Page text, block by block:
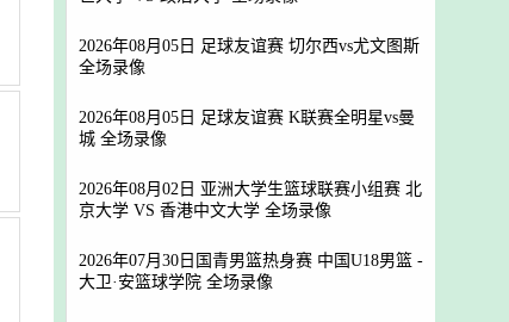
2026年08月05日 足球友谊赛 切尔西vs尤文图斯
全场录像
2026年08月05日 足球友谊赛 K联赛全明星vs曼
城 全场录像
2026年08月02日 亚洲大学生篮球联赛小组赛 北
京大学 VS 香港中文大学 全场录像
2026年07月30日国青男篮热身赛 中国U18男篮 -
大卫·安篮球学院 全场录像